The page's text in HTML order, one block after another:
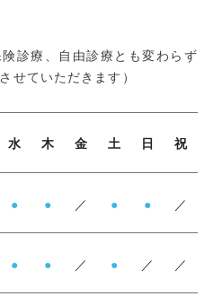
診療、自由診療とも変わらず
せていただきます）
水 木 金 土 日 祝
● ● ／ ● ● ／
● ● ／ ● ／ ／